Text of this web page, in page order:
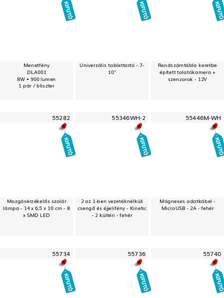
Menetfény
DLA001
8W • 900 lumen
1 pár / bliszter
Univerzális tablettartó - 7-
10"
Rendszámtábla keretbe
épített tolatókamera +
szenzorok - 12V
55282
Mozgásérzékelős szolár
lámpa - 14 x 6,5 x 10 cm - 8
x SMD LED
55346WH-2
2 az 1-ben vezetéknélküli
csengő és éjjelifény - Kinetic
- 2 kültéri - fehér
55446M-WH
Mágneses adatkábel -
MicroUSB - 2A - fehér
55734 55736 55740